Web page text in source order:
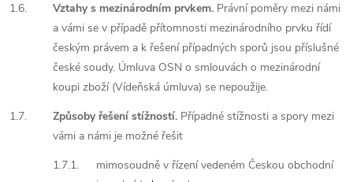
1.6.
Vztahy s mezinárodním prvkem. Právní poměry mezi námi
a vámi se v případě přítomnosti mezinárodního prvku řídí
českým právem a k řešení případných sporů jsou příslušné
české soudy. Úmluva OSN o smlouvách o mezinárodní
koupi zboží (Vídeňská úmluva) se nepoužije.
1.7.
Způsoby řešení stížností. Případné stížnosti a spory mezi
vámi a námi je možné řešit
1.7.1.
mimosoudně v řízení vedeném Českou obchodní